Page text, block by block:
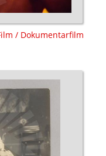
/ Dokumentarfilm